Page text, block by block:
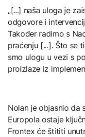
„[...] naša uloga je
odgovore i
Također radimo s
praćenju [...]. Što se
smo ulogu u vezi s
proizlaze iz
Nolan je objasnio da
Europola ostaje
Frontex će štititi